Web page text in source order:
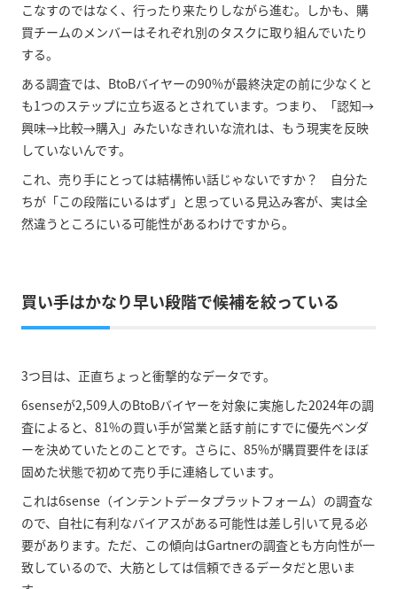
こなすのではなく、行ったり来たりしながら進む。しかも、購
買チームのメンバーはそれぞれ別のタスクに取り組んでいたり
する。
ある調査では、BtoBバイヤーの90%が最終決定の前に少なくと
も1つのステップに立ち返るとされています。つまり、「認知→
興味→比較→購入」みたいなきれいな流れは、もう現実を反映
していないんです。
これ、売り手にとっては結構怖い話じゃないですか？ 自分た
ちが「この段階にいるはず」と思っている見込み客が、実は全
然違うところにいる可能性があるわけですから。
買い手はかなり早い段階で候補を絞っている
3つ目は、正直ちょっと衝撃的なデータです。
6senseが2,509人のBtoBバイヤーを対象に実施した2024年の調
査によると、81%の買い手が営業と話す前にすでに優先ベンダ
ーを決めていたとのことです。さらに、85%が購買要件をほぼ
固めた状態で初めて売り手に連絡しています。
これは6sense（インテントデータプラットフォーム）の調査な
ので、自社に有利なバイアスがある可能性は差し引いて見る必
要があります。ただ、この傾向はGartnerの調査とも方向性が一
致しているので、大筋としては信頼できるデータだと思いま